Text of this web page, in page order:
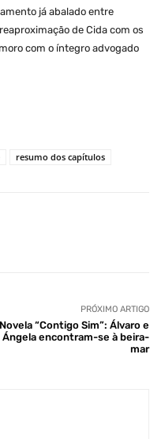
já abalado entre
de Cida com os
com o íntegro advogado
resumo dos capítulos
PRÓXIMO ARTIGO
Novela “Contigo Sim”: Álvaro e
Ángela encontram-se à beira-
mar